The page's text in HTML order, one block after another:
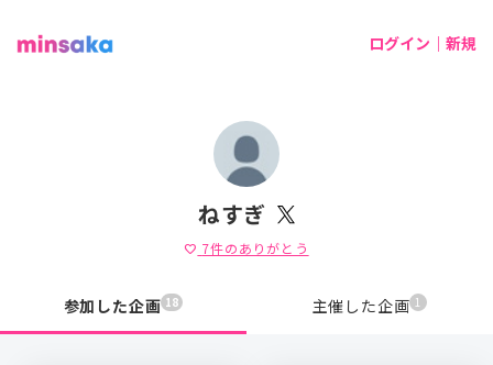
ログイン｜新規
ねすぎ
favorite 7件のありがとう
参加した企画 18 主催した企画 1